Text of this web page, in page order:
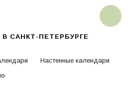
САНКТ-ПЕТЕРБУРГЕ
Настенные календари